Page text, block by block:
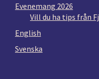
Evenemang 2026
Vill du ha tips från
English
Svenska